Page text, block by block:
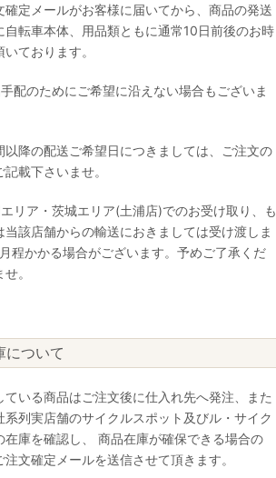
確定メールがお客様に届いてから、商品の発送
自転車本体、用品類ともに通常10日前後のお時
いております。
配のためにご希望に沿えない場合もございま
以降の配送ご希望日につきましては、ご注文の
記載下さいませ。
リア・茨城エリア(土浦店)でのお受け取り、も
当該店舗からの輸送におきましては受け渡しま
程かかる場合がございます。予めご了承くだ
。
について
ている商品はご注文後に仕入れ先へ発注、また
系列実店舗のサイクルスポット及びル・サイク
在庫を確認し、 商品在庫が確保できる場合の
注文確定メールを送信させて頂きます。